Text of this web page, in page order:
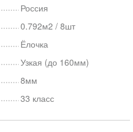
Россия
0.792м2 / 8шт
Ёлочка
Узкая (до 160мм)
8мм
33 класс